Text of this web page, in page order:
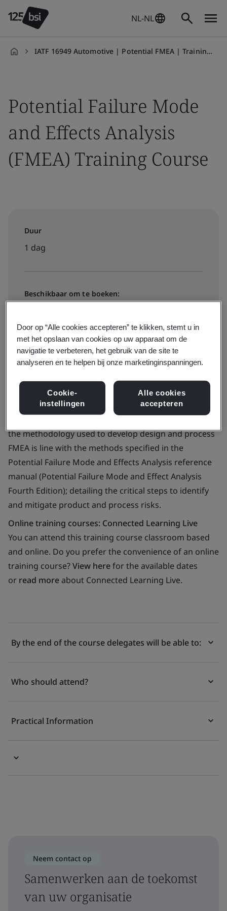
NL-NL
IATF 16949 Automotive | Potential FMEA | Training Course
Potential Failure Mode
and Effects Analysis
(FMEA) Training Course
Duur
1 dag
Beschikbaar om te boeken:
Dates and locations
the methodology used to develop design and process
FMEA is line with the methods specified in the
Potential Failure Mode and Effects Analysis reference
manual (Potential Failure Mode and Effect Analysis
Fourth Edition); detailing the critical steps to identify
and mitigate product and process risks.
Online training courses: Connected Learning Live
You can attend this training course classroom based
and online. Do you prefer the convenience of an online
training course?View herefor the available dates
or read moreabout Connected Learning Live.
By the end of the course delegates will be able to:
Who should attend?
Practical Information
Neem contact op
Samenwerken aan de toekomst
van uw organisatie
Door op “Alle cookies accepteren” te klikken, stemt u in
met het opslaan van cookies op uw apparaat om de
navigatie te verbeteren, het gebruik van de site te
analyseren en te helpen bij onze marketinginspanningen.
Cookie-
instellingen
Alle cookies
accepteren